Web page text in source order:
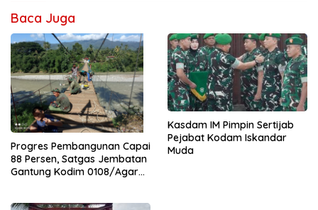
Baca Juga
Progres Pembangunan Capai
88 Persen, Satgas Jembatan
Gantung Kodim 0108/Agara
Kasdam IM Pimpin Sertijab
Pejabat Kodam Iskandar
Muda